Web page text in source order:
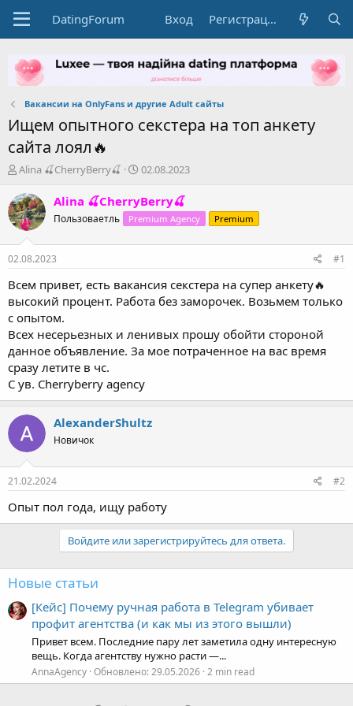
DatingForum Вход Регистрация
Вакансии на OnlyFans и другие Adult сайты
Ищем опытного секстера на топ анкету
сайта лоял🔥
А
в
т
о
р
т
е
м
ы
Alina 🍒CherryBerry🍒
а
т
н
а
а
Пользоваетль Premium Agency
02.08.2023
Всем привет, есть вакансия секстера на супер анкету🔥
высокий процент. Работа без заморочек. Возьмем только
с опытом.
Всех несерьезных и ленивых прошу обойти стороной
данное объявление. За мое потраченное на вас время
сразу летите в чс.
С ув. Cherryberry agency
AlexanderShultz
Новичок
21.02.2024
Опыт пол года, ищу работу
Войдите или зарегистрируйтесь для ответа.
[Кейс] Почему ручная работа в Telegram убивает
профит агентства (и как мы из этого вышли)
Привет всем. Последние пару лет заметила одну интересную
вещь. Когда агентству нужно расти —...
AnnaAgency Обновлено:29.05.2026